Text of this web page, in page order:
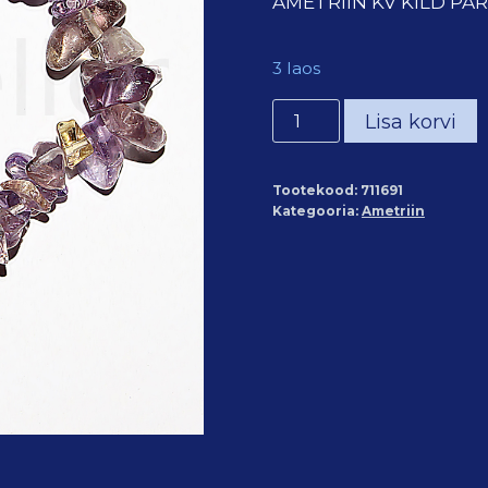
3 laos
Ametriin
kildkäevõru
kvaliteet
Lisa korvi
Tootekood: 711691
Kategooria: Ametriin